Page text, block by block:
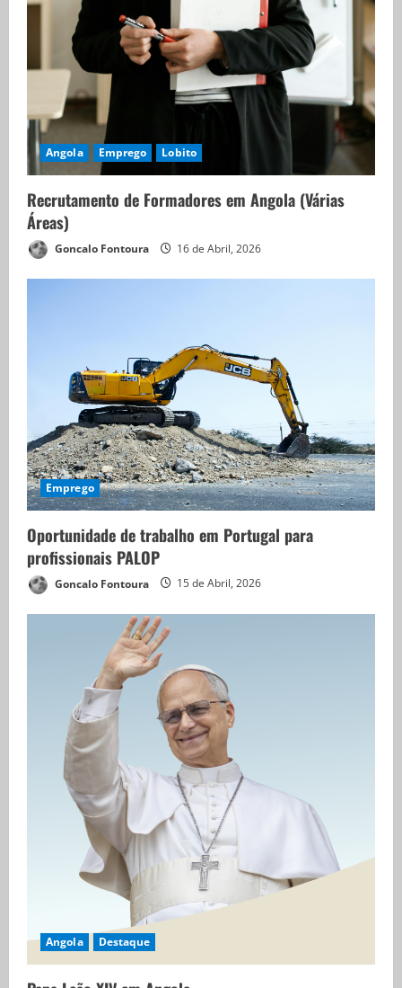
Angola Emprego Lobito
Recrutamento de Formadores em Angola (Várias
Áreas)
Goncalo Fontoura 16 de Abril, 2026
Emprego
Oportunidade de trabalho em Portugal para
profissionais PALOP
Goncalo Fontoura 15 de Abril, 2026
Angola Destaque